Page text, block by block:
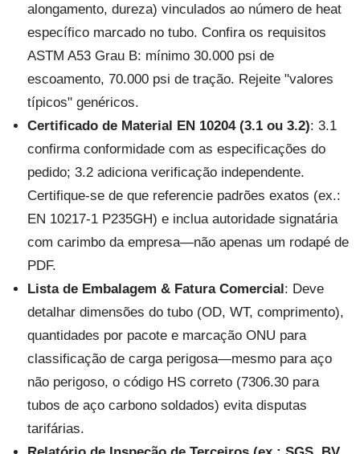
alongamento, dureza) vinculados ao número de heat
específico marcado no tubo. Confira os requisitos
ASTM A53 Grau B: mínimo 30.000 psi de
escoamento, 70.000 psi de tração. Rejeite "valores
típicos" genéricos.
Certificado de Material EN 10204 (3.1 ou 3.2): 3.1
confirma conformidade com as especificações do
pedido; 3.2 adiciona verificação independente.
Certifique-se de que referencie padrões exatos (ex.:
EN 10217-1 P235GH) e inclua autoridade signatária
com carimbo da empresa—não apenas um rodapé de
PDF.
Lista de Embalagem & Fatura Comercial: Deve
detalhar dimensões do tubo (OD, WT, comprimento),
quantidades por pacote e marcação ONU para
classificação de carga perigosa—mesmo para aço
não perigoso, o código HS correto (7306.30 para
tubos de aço carbono soldados) evita disputas
tarifárias.